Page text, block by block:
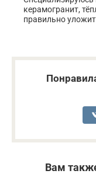
керамогранит,
правильно
Вам